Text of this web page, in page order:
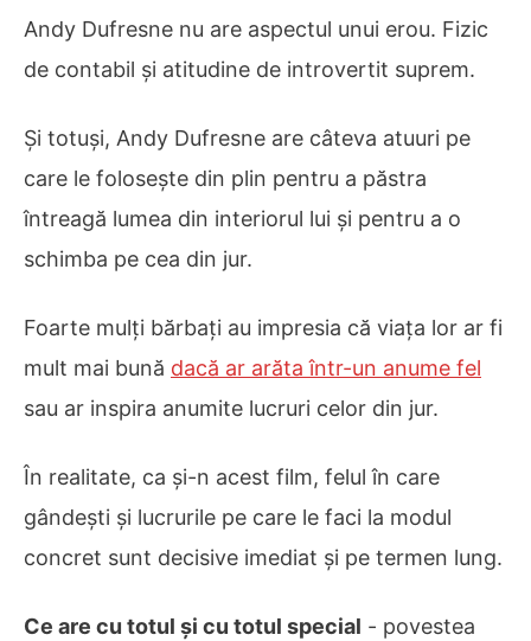
Andy Dufresne nu are aspectul unui erou. Fizic
de contabil și atitudine de introvertit suprem.
Și totuși, Andy Dufresne are câteva atuuri pe
care le folosește din plin pentru a păstra
întreagă lumea din interiorul lui și pentru a o
schimba pe cea din jur.
Foarte mulți bărbați au impresia că viața lor ar fi
mult mai bună dacă ar arăta într-un anume fel
sau ar inspira anumite lucruri celor din jur.
În realitate, ca și-n acest film, felul în care
gândești și lucrurile pe care le faci la modul
concret sunt decisive imediat și pe termen lung.
Ce are cu totul și cu totul special - povestea